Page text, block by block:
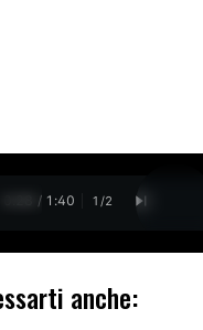
0:29 / 1:40 1 /2
anche: